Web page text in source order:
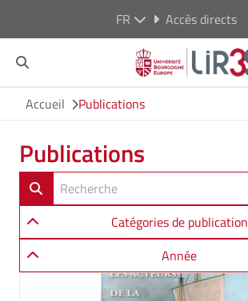
FR Accès directs
Accueil Publications
Publications
Catégories de publication
Année